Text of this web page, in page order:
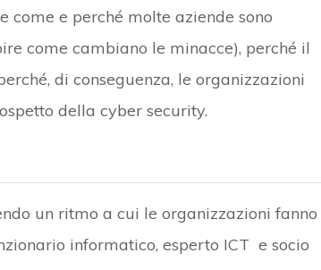
come e perché molte aziende sono
come cambiano le minacce), perché il
di conseguenza, le organizzazioni
della cyber security.
un ritmo a cui le organizzazioni fanno
informatico, esperto ICT e socio